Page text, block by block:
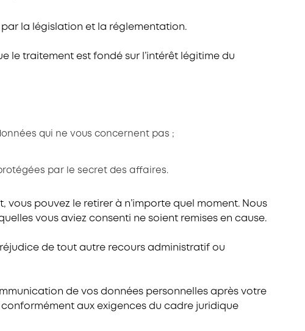
la législation et la réglementation.
le traitement est fondé sur l’intérêt légitime du
qui ne vous concernent pas ;
par le secret des affaires.
pouvez le retirer à n’importe quel moment. Nous
vous aviez consenti ne soient remises en cause.
de tout autre recours administratif ou
de vos données personnelles après votre
aux exigences du cadre juridique